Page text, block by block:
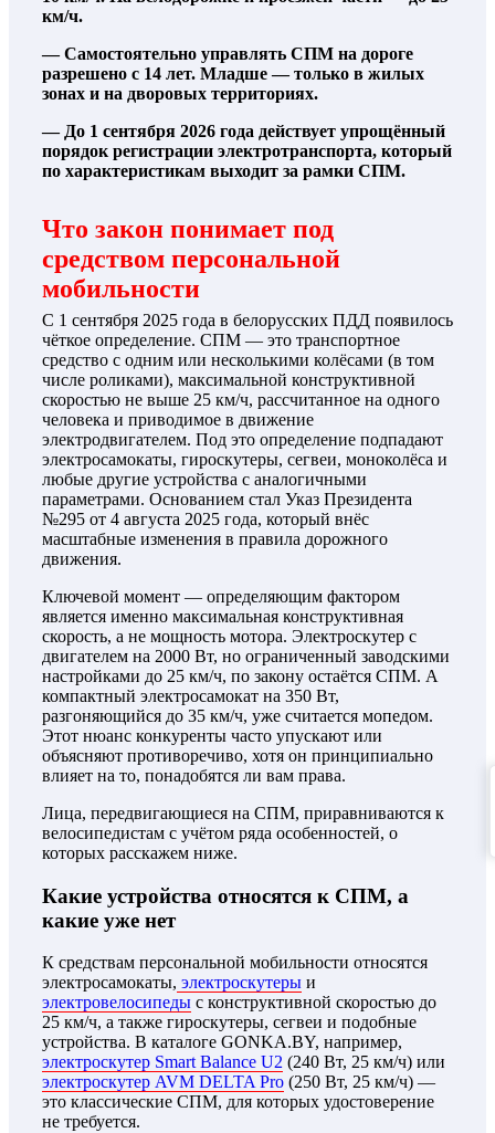
км/ч.
— Самостоятельно управлять СПМ на дороге
разрешено с 14 лет. Младше — только в жилых
зонах и на дворовых территориях.
— До 1 сентября 2026 года действует упрощённый
порядок регистрации электротранспорта, который
по характеристикам выходит за рамки СПМ.
Что закон понимает под
средством персональной
мобильности
С 1 сентября 2025 года в белорусских ПДД появилось
чёткое определение. СПМ — это транспортное
средство с одним или несколькими колёсами (в том
числе роликами), максимальной конструктивной
скоростью не выше 25 км/ч, рассчитанное на одного
человека и приводимое в движение
электродвигателем. Под это определение подпадают
электросамокаты, гироскутеры, сегвеи, моноколёса и
любые другие устройства с аналогичными
параметрами. Основанием стал Указ Президента
№295 от 4 августа 2025 года, который внёс
масштабные изменения в правила дорожного
движения.
Ключевой момент — определяющим фактором
является именно максимальная конструктивная
скорость, а не мощность мотора. Электроскутер с
двигателем на 2000 Вт, но ограниченный заводскими
настройками до 25 км/ч, по закону остаётся СПМ. А
компактный электросамокат на 350 Вт,
разгоняющийся до 35 км/ч, уже считается мопедом.
Этот нюанс конкуренты часто упускают или
объясняют противоречиво, хотя он принципиально
влияет на то, понадобятся ли вам права.
Лица, передвигающиеся на СПМ, приравниваются к
велосипедистам с учётом ряда особенностей, о
которых расскажем ниже.
Какие устройства относятся к СПМ, а
какие уже нет
К средствам персональной мобильности относятся
электросамокаты, электроскутеры и
электровелосипеды с конструктивной скоростью до
25 км/ч, а также гироскутеры, сегвеи и подобные
устройства. В каталоге GONKA.BY, например,
электроскутер Smart Balance U2 (240 Вт, 25 км/ч) или
электроскутер AVM DELTA Pro (250 Вт, 25 км/ч) —
это классические СПМ, для которых удостоверение
не требуется.